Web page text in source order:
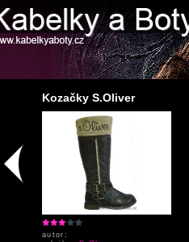
Kozačky S.Oliver
autor: